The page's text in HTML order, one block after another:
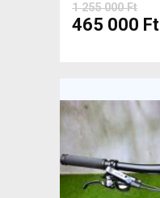
1 255 000 Ft
465 000 Ft